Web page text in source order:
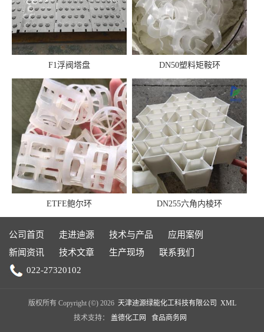
F1浮阀塔盘 DN50塑料矩鞍环
ETFE鲍尔环 DN255六角内棱环
公司首页 走进迪源 技术与产品
应用案例
新闻资讯
技术文章 生产现场
联系我们
022-27320102
版权所有 Copyright (©) 2026 天津迪源绿能化工科技有限公司
XML
技术支持： 盖德化工网 食品商务网